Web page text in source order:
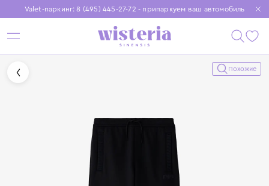
Valet-паркинг: 8 (495) 445-27-72 - припаркуем ваш автомобиль
Бесплатная доставка при заказе от 15 000 ₽
Установите приложение, чтобы покупки были еще удобнее
Похожие